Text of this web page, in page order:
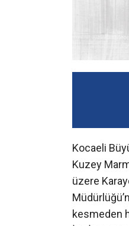
Kocaeli
Kuzey
üzere
kesmeden